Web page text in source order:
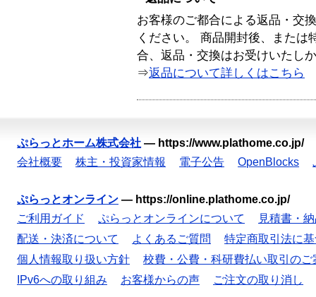
お客様のご都合による返品・交
ください。 商品開封後、または
合、返品・交換はお受けいたし
⇒返品について詳しくはこちら
ぷらっとホーム株式会社 — https://www.plathome.co.jp/
会社概要
株主・投資家情報 電子公告 OpenBlocks
ぷらっとオンライン — https://online.plathome.co.jp/
ご利用ガイド
ぷらっとオンラインについて
見積書・
配送・決済について
よくあるご質問
特定商取引法に
個人情報取り扱い方針
校費・公費・科研費払い取引のご
IPv6への取り組み
お客様からの声 ご注文の取り消し